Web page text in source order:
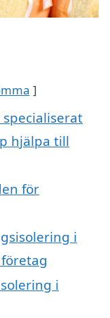
hjälpa till
för
i
i